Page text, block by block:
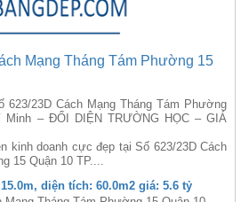
Mạng Tháng Tám Phường 15
623/23D Cách Mạng Tháng Tám Phường
Minh – ĐỐI DIỆN TRƯỜNG HỌC – GIÁ
kinh doanh cực đẹp tại Số 623/23D Cách
15 Quận 10 TP....
15.0m, diện tích: 60.0m2 giá: 5.6 tỷ